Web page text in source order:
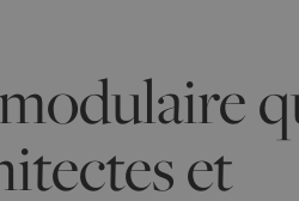
et